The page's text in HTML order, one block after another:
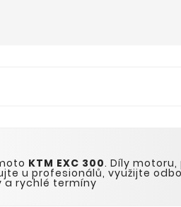
KTM EXC 300. Díly motoru,
u profesionálů, využijte
a rychlé termíny